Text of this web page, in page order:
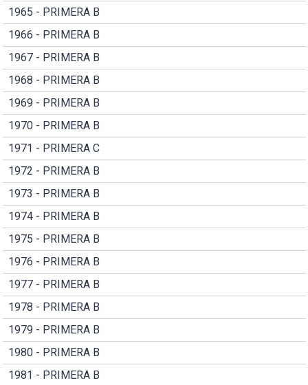
1965 - PRIMERA B
1966 - PRIMERA B
1967 - PRIMERA B
1968 - PRIMERA B
1969 - PRIMERA B
1970 - PRIMERA B
1971 - PRIMERA C
1972 - PRIMERA B
1973 - PRIMERA B
1974 - PRIMERA B
1975 - PRIMERA B
1976 - PRIMERA B
1977 - PRIMERA B
1978 - PRIMERA B
1979 - PRIMERA B
1980 - PRIMERA B
1981 - PRIMERA B